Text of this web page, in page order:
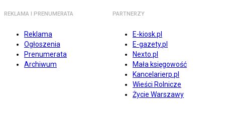
REKLAMA I PRENUMERATA
Reklama
Ogłoszenia
Prenumerata
Archiwum
PARTNERZY
E-kiosk.pl
E-gazety.pl
Nexto.pl
Mała księgowość
Kancelarierp.pl
Wieści Rolnicze
Życie Warszawy